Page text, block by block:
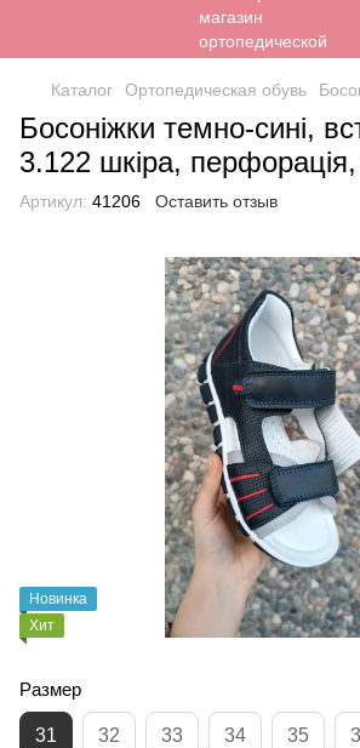
Каталог Ортопедическая обувь
Босоніжки темно-сині,
3.122 шкіра, перфорація,
Артикул: 41206 Оставить отзыв
Новинка
Хит
Размер
31 32 33 34 35